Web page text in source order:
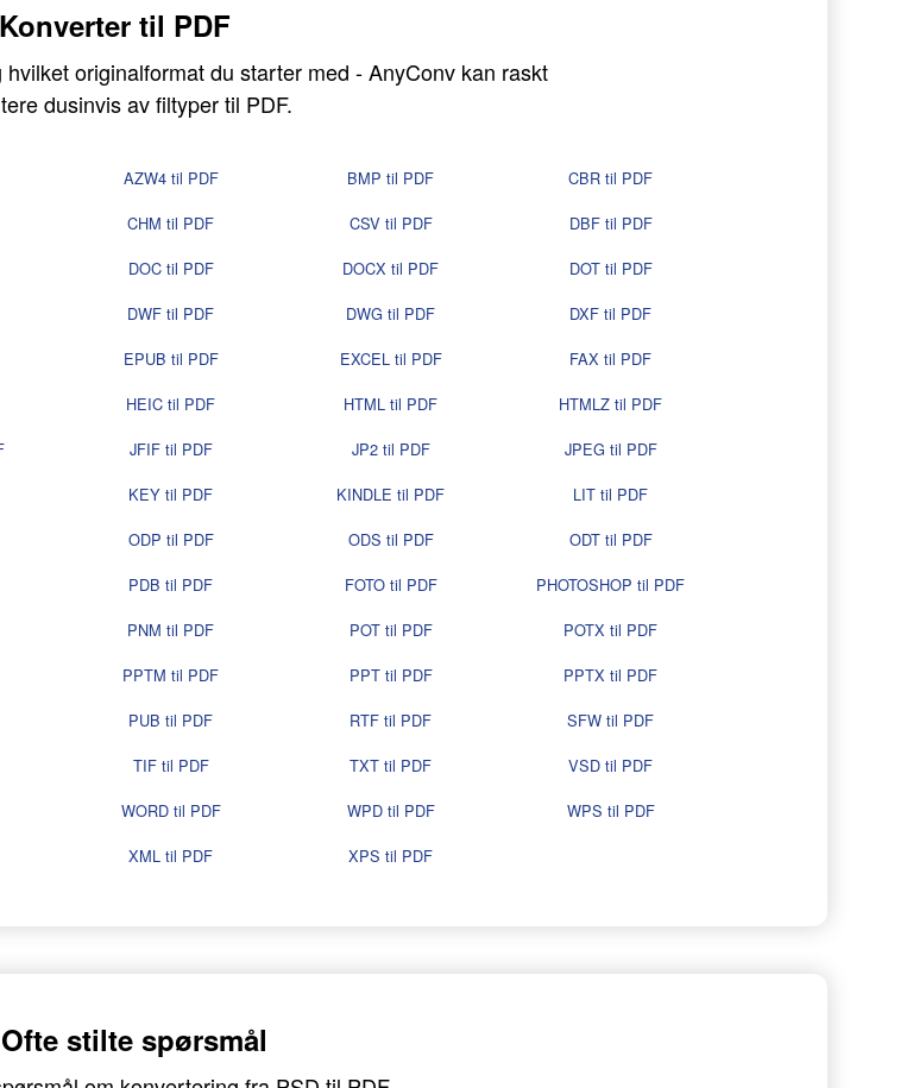
Konverter til PDF
originalformat du starter med - AnyConv kan raskt
dusinvis av filtyper til PDF.
AZW4 til PDF BMP til PDF
CBR til PDF
CHM til PDF CSV til PDF
DBF til PDF
DOC til PDF DOCX til PDF
DOT til PDF
DWF til PDF DWG til PDF
DXF til PDF
EPUB til PDF EXCEL til PDF
FAX til PDF
HEIC til PDF HTML til PDF
HTMLZ til PDF
JFIF til PDF JP2 til PDF
JPEG til PDF
KEY til PDF KINDLE til PDF
LIT til PDF
ODP til PDF ODS til PDF
ODT til PDF
PDB til PDF FOTO til PDF
PHOTOSHOP til PDF
PNM til PDF POT til PDF
POTX til PDF
PPTM til PDF PPT til PDF
PPTX til PDF
PUB til PDF RTF til PDF
SFW til PDF
TIF til PDF TXT til PDF
VSD til PDF
WORD til PDF WPD til PDF
WPS til PDF
XML til PDF XPS til PDF
Ofte stilte spørsmål